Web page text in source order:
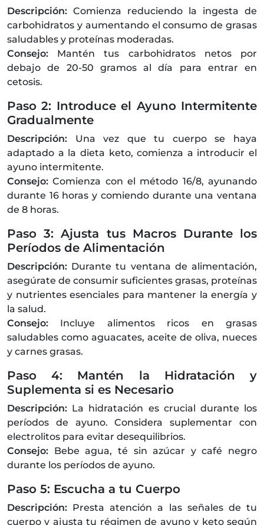
Descripción: Comienza reduciendo la ingesta de
carbohidratos y aumentando el consumo de grasas
saludables y proteínas moderadas.
Consejo: Mantén tus carbohidratos netos por
debajo de 20-50 gramos al día para entrar en
cetosis.
Paso 2: Introduce el Ayuno Intermitente
Gradualmente
Descripción: Una vez que tu cuerpo se haya
adaptado a la dieta keto, comienza a introducir el
ayuno intermitente.
Consejo:Comienza con el método 16/8, ayunando
durante 16 horas y comiendo durante una ventana
de 8 horas.
Paso 3: Ajusta tus Macros Durante los
Períodos de Alimentación
Descripción: Durante tu ventana de alimentación,
asegúrate de consumir suficientes grasas, proteínas
y nutrientes esenciales para mantener la energía y
la salud.
Consejo: Incluye alimentos ricos en grasas
saludables como aguacates, aceite de oliva, nueces
y carnes grasas.
Paso 4: Mantén la Hidratación y
Suplementa si es Necesario
Descripción: La hidratación es crucial durante los
períodos de ayuno. Considera suplementar con
electrolitos para evitar desequilibrios.
Consejo: Bebe agua, té sin azúcar y café negro
durante los períodos de ayuno.
Paso 5: Escucha a tu Cuerpo
Descripción: Presta atención a las señales de tu
cuerpo y ajusta tu régimen de ayuno y keto según